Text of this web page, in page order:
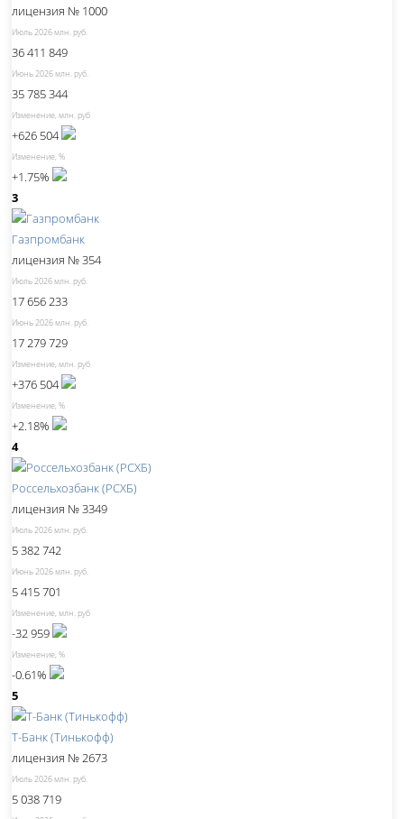
лицензия № 1000
Июль 2026 млн. руб.
36 411 849
Июнь 2026 млн. руб.
35 785 344
Изменение, млн. руб
+626 504
Изменение, %
+1.75%
3
Газпромбанк
лицензия № 354
Июль 2026 млн. руб.
17 656 233
Июнь 2026 млн. руб.
17 279 729
Изменение, млн. руб
+376 504
Изменение, %
+2.18%
4
Россельхозбанк (РСХБ)
лицензия № 3349
Июль 2026 млн. руб.
5 382 742
Июнь 2026 млн. руб.
5 415 701
Изменение, млн. руб
-32 959
Изменение, %
-0.61%
5
Т-Банк (Тинькофф)
лицензия № 2673
Июль 2026 млн. руб.
5 038 719